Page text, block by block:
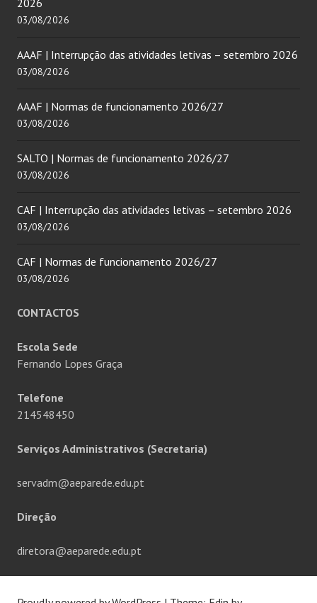
2026
03/08/2026
AAAF | Interrupção das atividades letivas – setembro 2026
03/08/2026
AAAF | Normas de funcionamento 2026/27
03/08/2026
SALTO | Normas de funcionamento 2026/27
03/08/2026
CAF | Interrupção das atividades letivas – setembro 2026
03/08/2026
CAF | Normas de funcionamento 2026/27
03/08/2026
CONTACTOS
Escola Sede
Fernando Lopes Graça
Telefone
214548450
Serviços Administrativos (Secretaria)
servadm@aeparede.edu.pt
Direção
diretora@aeparede.edu.pt